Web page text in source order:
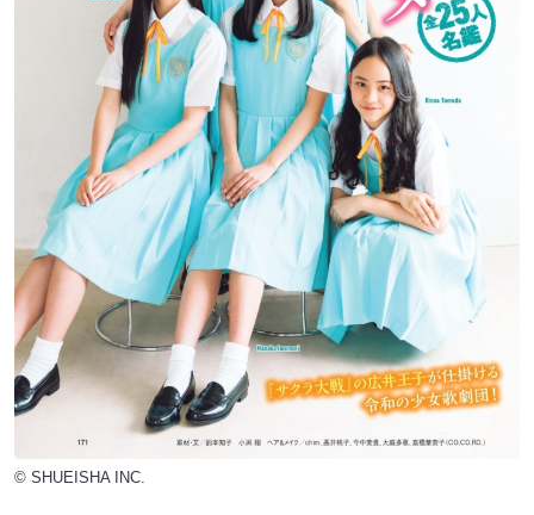
© SHUEISHA INC.